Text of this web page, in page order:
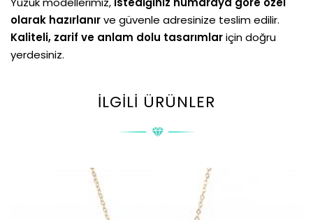
olarak hazırlanırve güvenle adresinize teslim edilir.
Kaliteli, zarif ve anlam dolu tasarımlariçin doğru
yerdesiniz.
İLGILI ÜRÜNLER